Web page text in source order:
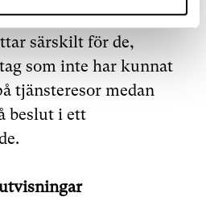
särskilt för de,
som inte har kunnat
tjänsteresor medan
beslut i ett